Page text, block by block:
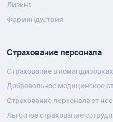
Лизинг
Фарминдустрия
Страхование персонала
Страхование в командировках
Добровольное медицинское
Страхование персонала от
Льготное страхование